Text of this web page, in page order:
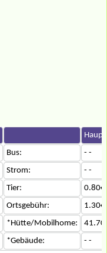
Bus:
- -
Strom:
- -
Tier:
Ortsgebühr:
*Hütte/Mobilhome:
*Gebäude:
- -